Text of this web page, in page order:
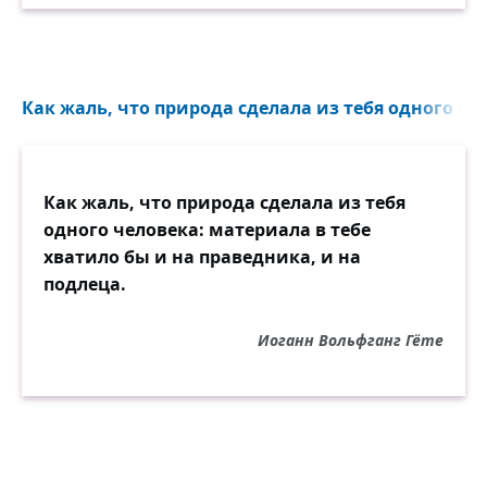
Как жаль, что природа сделала из тебя одного
Как жаль, что природа сделала из тебя
одного человека: материала в тебе
хватило бы и на праведника, и на
подлеца.
Иоганн Вольфганг Гёте